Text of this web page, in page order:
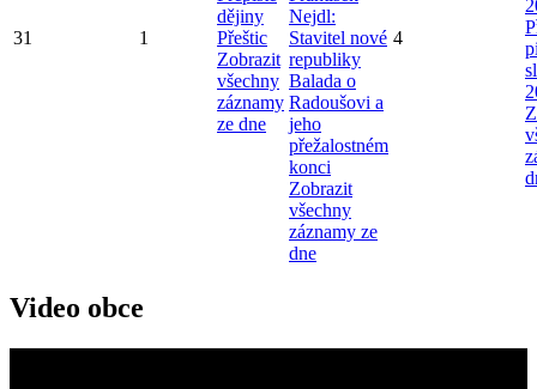
31 1
dějiny
Přeštic
Zobrazit
všechny
záznamy
ze dne
Nejdl:
Stavitel nové
republiky
Balada o
Radoušovi a
jeho
přežalostném
konci
Zobrazit
všechny
záznamy ze
dne
4
Video obce